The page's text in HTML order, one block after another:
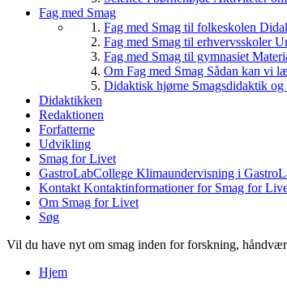
Fag med Smag
Fag med Smag til folkeskolen
Fag med Smag til erhvervsskoler
Fag med Smag til gymnasiet
Om Fag med Smag Sådan kan vi
Didaktisk hjørne Smagsdidaktik
Didaktikken
Redaktionen
Forfatterne
Udvikling
Smag for Livet
GastroLabCollege Klimaundervisning i
Kontakt Kontaktinformationer for Smag for
Om Smag for Livet
Søg
Vil du have nyt om smag inden for forskning,
Hjem